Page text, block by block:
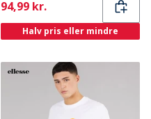
Current
94,99 kr.
Halv pris eller mindre